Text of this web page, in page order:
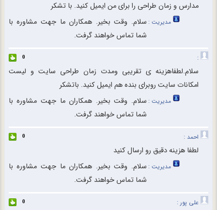
مدارس و زمان طراحی را برای من ایمیل کنید. با تشکر
مدیریت : سلام. وقت بخیر. همکاران ما جهت مشاوره با
شما تماس خواهند گرفت.
:
0
سلام.لطفاهزینه ی تقریبی ومدت زمان طراحی سایت و لیست
امکانات سایت روبرای بنده هم ایمیل کنید. باتشکر
مدیریت : سلام. وقت بخیر. همکاران ما جهت مشاوره با
شما تماس خواهند گرفت.
احمد : 0
لطفا هزینه دقیق رو ارسال کنید
مدیریت : سلام. وقت بخیر. همکاران ما جهت مشاوره با
شما تماس خواهند گرفت.
علی پور : 0